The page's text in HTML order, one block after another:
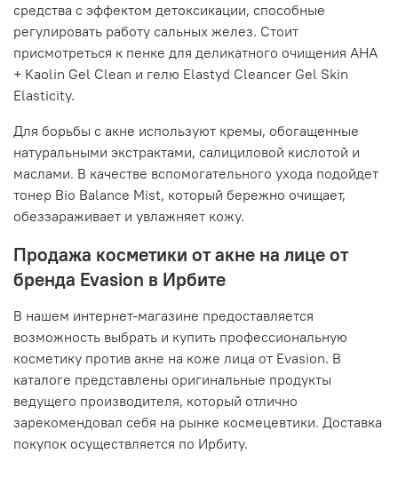
средства с эффектом детоксикации, способные
регулировать работу сальных желез. Стоит
присмотреться к пенке для деликатного очищения AHA
+ Kaolin Gel Clean и гелю Elastyd Cleancer Gel Skin
Elasticity.
Для борьбы с акне используют кремы, обогащенные
натуральными экстрактами, салициловой кислотой и
маслами. В качестве вспомогательного ухода подойдет
тонер Bio Balance Mist, который бережно очищает,
обеззараживает и увлажняет кожу.
Продажа косметики от акне на лице от
бренда Evasion в Ирбите
В нашем интернет-магазине предоставляется
возможность выбрать и купить профессиональную
косметику против акне на коже лица от Evasion. В
каталоге представлены оригинальные продукты
ведущего производителя, который отлично
зарекомендовал себя на рынке космецевтики. Доставка
покупок осуществляется по Ирбиту.